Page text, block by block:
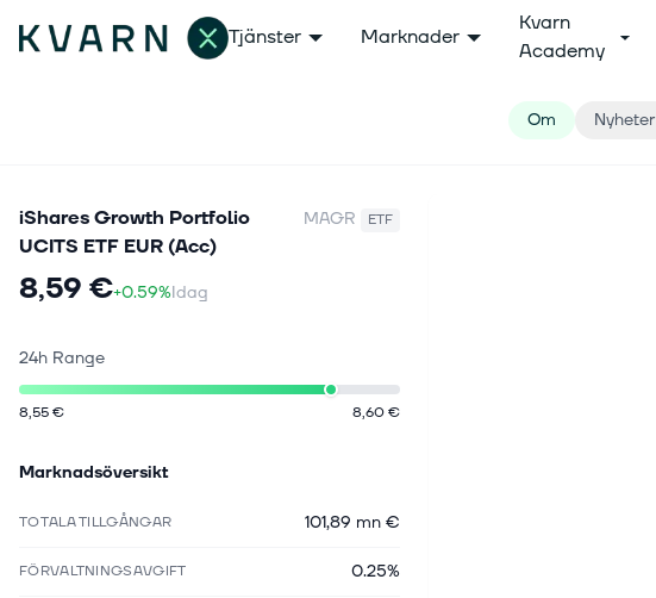
Tjänster Marknader
Kvarn
Academy
Om Nyheter
iShares Growth Portfolio
UCITS ETF EUR (Acc)
MAGR ETF
8,59 €+0.59%Idag
24h Range
8,55 € 8,60 €
Marknadsöversikt
TOTALA TILLGÅNGAR 101,89 mn €
FÖRVALTNINGSAVGIFT 0.25%